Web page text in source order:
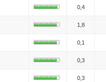
0,4
1,8
0,1
0,3
0,3